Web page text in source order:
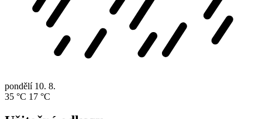
pondělí 10. 8.
35 °C 17 °C